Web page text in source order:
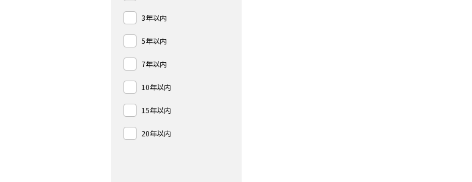
3年以内
5年以内
7年以内
10年以内
15年以内
20年以内